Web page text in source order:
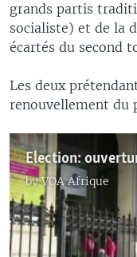
grands partis
socialiste) et de la
écartés du second
Les deux
renouvellement du
byVOA Afrique
No media